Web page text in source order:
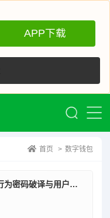
APP下载
首页 > 数字钱包
数字钱包高峰时段交易行为密码破译与用户习惯全维度曝光